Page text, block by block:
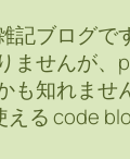
記ブログで
ませんが、
も知れませ
る code